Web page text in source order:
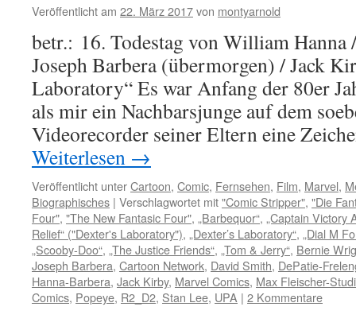
Veröffentlicht am 22. März 2017von montyarnold
betr.: 16. Todestag von William Hanna
Joseph Barbera (übermorgen) / Jack
Laboratory“ Es war Anfang der 80er
als mir ein Nachbarsjunge auf dem
Videorecorder seiner Eltern eine
Weiterlesen →
Veröffentlicht unterCartoon, Comic, Fernsehen, Film, Marvel,
Biographisches | Verschlagwortet mit"Comic Stripper", "Die
Four", "The New Fantasic Four", „Barbequor“, „Captain Victory
Relief“ ("Dexter's Laboratory"), „Dexter’s Laboratory“, „Dial M
„Scooby-Doo“, „The Justice Friends“, „Tom & Jerry“, Bernie
Joseph Barbera, Cartoon Network, David Smith, DePatie-
Hanna-Barbera, Jack Kirby, Marvel Comics, Max Fleischer-
Comics, Popeye, R2_D2, Stan Lee, UPA | 2 Kommentare